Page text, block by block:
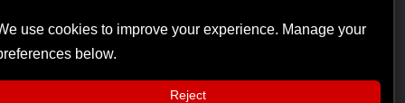
use cookies to improve your experience. Manage your
below.
Reject